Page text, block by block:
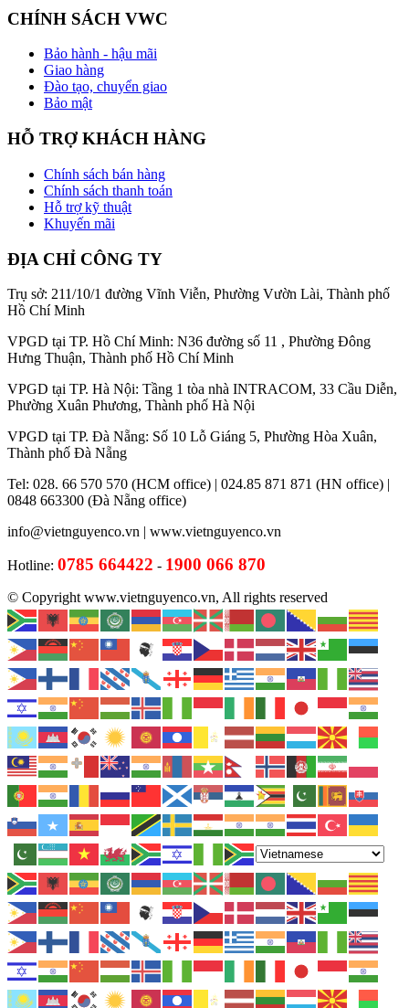
CHÍNH SÁCH VWC
Bảo hành - hậu mãi
Giao hàng
Đào tạo, chuyển giao
Bảo mật
HỖ TRỢ KHÁCH HÀNG
Chính sách bán hàng
Chính sách thanh toán
Hỗ trợ kỹ thuật
Khuyến mãi
ĐỊA CHỈ CÔNG TY
Trụ sở: 211/10/1 đường Vĩnh Viễn, Phường Vườn Lài, Thành phố
Hồ Chí Minh
VPGD tại TP. Hồ Chí Minh: N36 đường số 11 , Phường Đông
Hưng Thuận, Thành phố Hồ Chí Minh
VPGD tại TP. Hà Nội: Tầng 1 tòa nhà INTRACOM, 33 Cầu Diễn,
Phường Xuân Phương, Thành phố Hà Nội
VPGD tại TP. Đà Nẵng: Số 10 Lỗ Giáng 5, Phường Hòa Xuân,
Thành phố Đà Nẵng
Tel: 028. 66 570 570 (HCM office) | 024.85 871 871 (HN office) |
0848 663300 (Đà Nẵng office)
info@vietnguyenco.vn | www.vietnguyenco.vn
Hotline: 0785 664422 - 1900 066 870
© Copyright www.vietnguyenco.vn, All rights reserved